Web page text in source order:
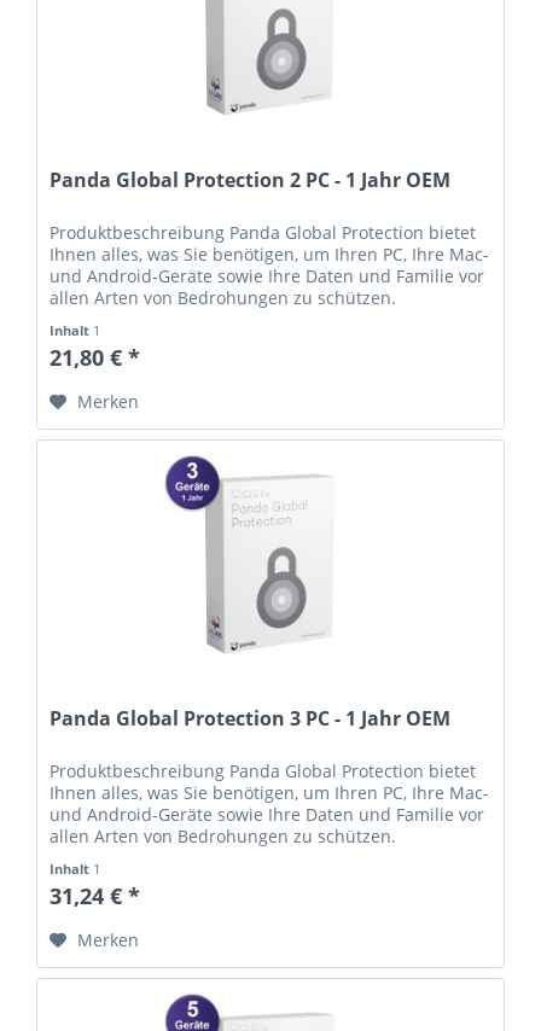
Panda Global Protection 2 PC - 1 Jahr OEM
Produktbeschreibung Panda Global Protection bietet
Ihnen alles, was Sie benötigen, um Ihren PC, Ihre Mac-
und Android-Geräte sowie Ihre Daten und Familie vor
allen Arten von Bedrohungen zu schützen.
alle wichtigen Dokumente sicher und mit der
beruhigenden Gewissheit, dass Ihre Daten nur für Sie
Inhalt 1
21,80 € *
Merken
Panda Global Protection 3 PC - 1 Jahr OEM
Produktbeschreibung Panda Global Protection bietet
Ihnen alles, was Sie benötigen, um Ihren PC, Ihre Mac-
und Android-Geräte sowie Ihre Daten und Familie vor
allen Arten von Bedrohungen zu schützen.
alle wichtigen Dokumente sicher und mit der
beruhigenden Gewissheit, dass Ihre Daten nur für Sie
Inhalt 1
31,24 € *
Merken